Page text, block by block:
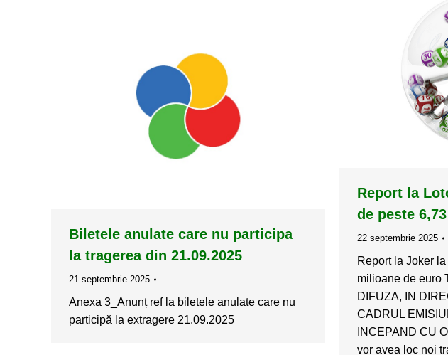
Report la
de peste
22 septembrie 2025
Report la Joker
milioane de euro
DIFUZA, IN
CADRUL
INCEPAND CU
vor avea loc noi
Biletele anulate care nu participa
la tragerea din 21.09.2025
21 septembrie 2025
Anexa 3_Anunț ref la biletele anulate care nu
participă la extragere 21.09.2025